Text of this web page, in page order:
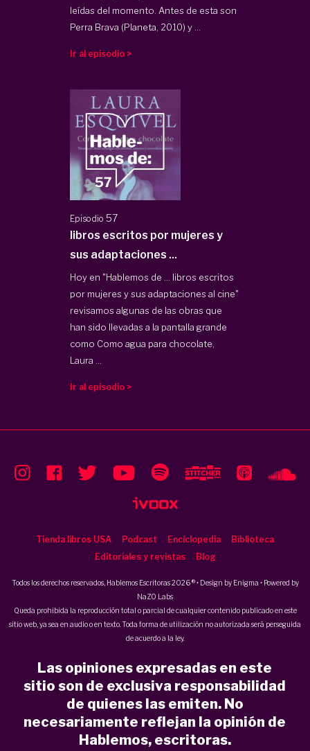
leídas del momento. Antes de esta son
Perra Brava (Planeta, 2010) y ...
Ir al episodio >
Episodio57
libros escritos por mujeres y
sus adaptaciones ...
Hoy en "Hablemos de ... libros escritos
por mujeres y sus adaptaciones al cine"
revisamos algunas de las obras que
han sido llevadas a la pantalla grande
como Como agua para chocolate,
Laura ...
Ir al episodio >
Tienda libros USA Podcast Enciclopedia
Biblioteca
Editoriales y revistas
Blog
Todos los derechos reservados, Hablemos Escritoras 2026 ® • Design by Enigma • Powered by
NaZO Labs
Queda prohibida la reproducción total o parcial de cualquier contenido publicado en este
sitio web, ya sea en audio o en texto. Toda forma de utilización no autorizada será perseguida
de acuerdo a la ley.
Las opiniones expresadas en este
sitio son de exclusiva responsabilidad
de quienes las emiten. No
necesariamente reflejan la opinión de
Hablemos, escritoras.